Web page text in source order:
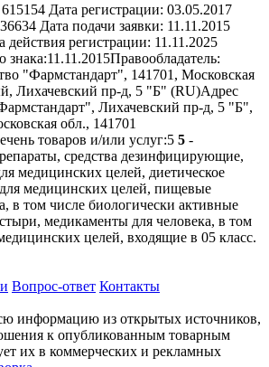
615154 Дата регистрации: 03.05.2017
Дата подачи заявки: 11.11.2015
действия регистрации: 11.11.2025
знака:11.11.2015Правообладатель:
"Фармстандарт", 141701, Московская
Лихачевский пр-д, 5 "Б" (RU)Адрес
Лихачевский пр-д, 5 "Б",
обл., 141701
товаров и/или услуг:5 5 -
средства дезинфицирующие,
медицинских целей, диетическое
медицинских целей, пищевые
в том числе биологически активные
медикаменты для человека, в том
целей, входящие в 05 класс.
Вопрос-ответ Контакты
информацию из открытых источников,
к опубликованным товарным
их в коммерческих и рекламных